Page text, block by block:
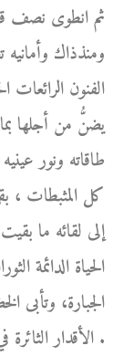
ثم انطوى نصف
ومنذذاك
الفنون
يضنُّ من أجلها
طاقاته ونور
كل المثبطات ،
إلى لقائه ما
الحياة الدائمة
الجبارة، وتأبى
الأقدار الثائرة في وجهه .